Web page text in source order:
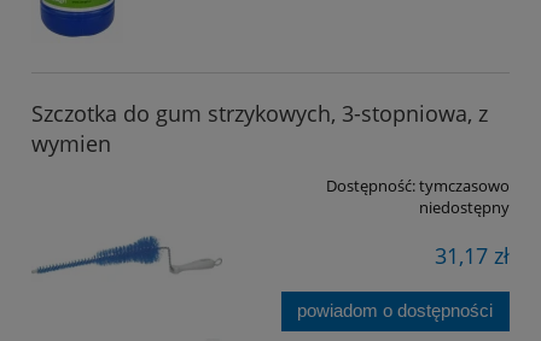
Szczotka do gum strzykowych, 3-stopniowa, z
wymien
Dostępność:tymczasowo
niedostępny
31,17 zł
powiadom o dostępności